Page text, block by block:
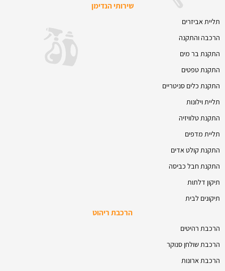
שירותי הנדימן
תליית אביזרים
הרכבה והתקנה
התקנת בר מים
התקנת טפטים
התקנת כלים סניטריים
תליית וילונות
התקנת טלוויזיה
תליית מדפים
התקנת קולט אדים
התקנת חבל כביסה
תיקון דלתות
תיקונים לבית
הרכבת ריהוט
הרכבת רהיטים
הרכבת שולחן סנוקר
הרכבת ארונות